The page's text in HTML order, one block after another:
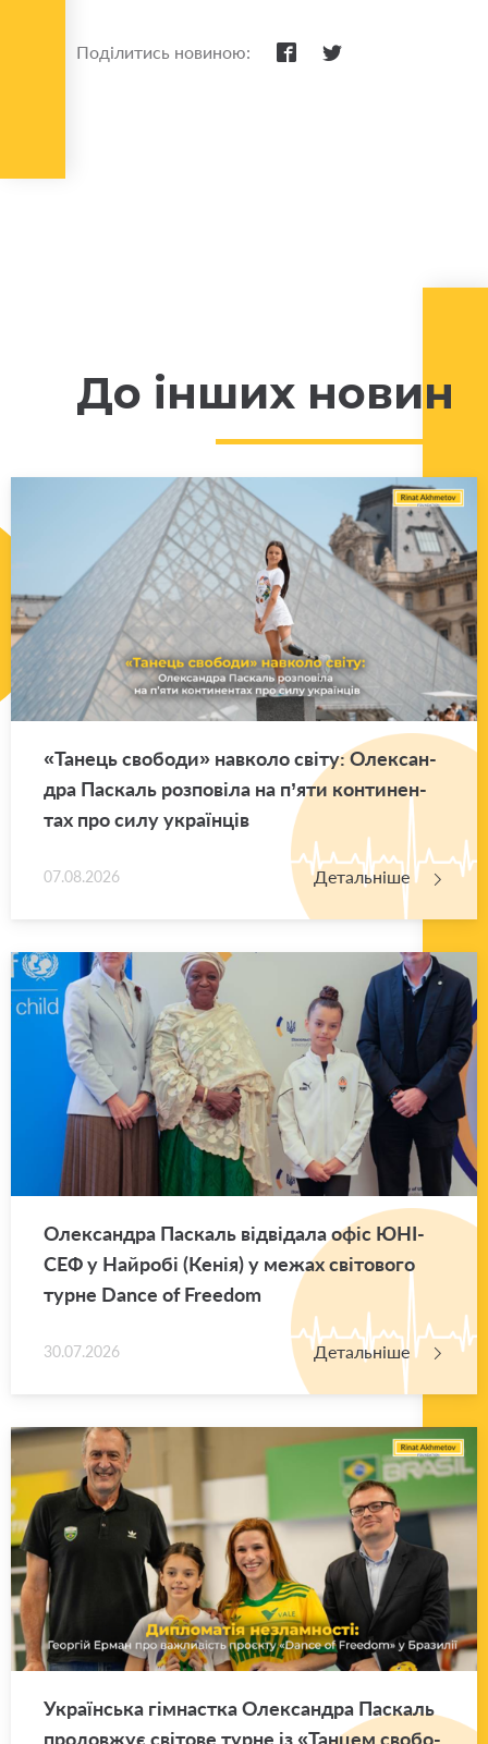
Поділитись новиною:
До інших новин
«Та­нець сво­бо­ди» нав­ко­ло світу: Оле­ксан­
дра Па­скаль роз­по­ві­ла на п’яти кон­ти­нен­
тах про силу укра­їн­ців
07.08.2026 Детальніше
Оле­ксан­дра Па­скаль від­ві­да­ла офіс ЮНІ­
СЕФ у Най­ро­бі (Кенія) у межах сві­то­во­го
турне Dance of Freedom
30.07.2026 Детальніше
Укра­їн­ська гім­нас­тка Оле­ксан­дра Па­скаль
про­дов­жує сві­то­ве турне із «Тан­цем сво­бо­